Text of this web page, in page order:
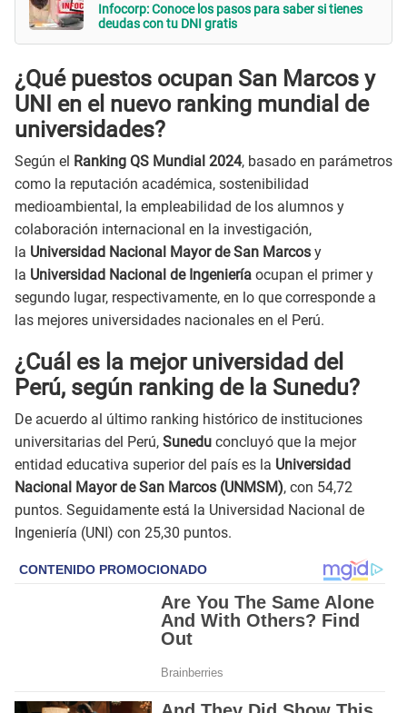
Infocorp: Conoce los pasos para saber si tienes
deudas con tu DNI gratis
¿Qué puestos ocupan San Marcos y
UNI en el nuevo ranking mundial de
universidades?
Según el Ranking QS Mundial 2024, basado en parámetros
como la reputación académica, sostenibilidad
medioambiental, la empleabilidad de los alumnos y
colaboración internacional en la investigación,
la Universidad Nacional Mayor de San Marcos y
la Universidad Nacional de Ingeniería ocupan el primer y
segundo lugar, respectivamente, en lo que corresponde a
las mejores universidades nacionales en el Perú.
¿Cuál es la mejor universidad del
Perú, según ranking de la Sunedu?
De acuerdo al último ranking histórico de instituciones
universitarias del Perú, Sunedu concluyó que la mejor
entidad educativa superior del país es la Universidad
Nacional Mayor de San Marcos (UNMSM), con 54,72
puntos. Seguidamente está la Universidad Nacional de
Ingeniería (UNI) con 25,30 puntos.